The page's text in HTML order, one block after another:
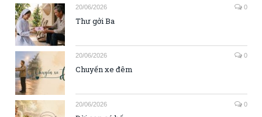
20/06/2026 0
Thư gởi Ba
20/06/2026 0
Chuyến xe đêm
20/06/2026 0